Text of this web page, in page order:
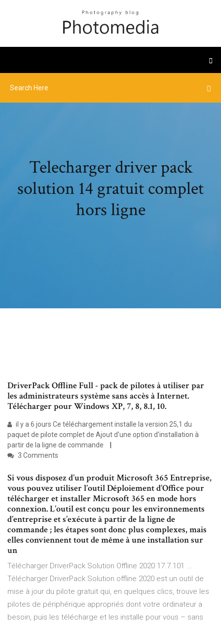
Telecharger driver pack
solution 14 gratuit complet
hors ligne
DriverPack Offline Full - pack de pilotes à utiliser par
les administrateurs système sans accès à Internet.
Télécharger pour Windows XP, 7, 8, 8.1, 10.
il y a 6 jours Ce téléchargement installe la version 25,1 du
paquet de pilote complet de Ajout d'une option d'installation à
partir de la ligne de commande
3 Comments
Si vous disposez d’un produit Microsoft 365 Entreprise,
vous pouvez utiliser l’outil Déploiement d’Office pour
télécharger et installer Microsoft 365 en mode hors
connexion. L’outil est conçu pour les environnements
d’entreprise et s’exécute à partir de la ligne de
commande ; les étapes sont donc plus complexes, mais
elles conviennent tout de même à une installation sur
un
Télécharger DriverPack Solution Offline 2020 17.7.101 ...
Télécharger DriverPack Solution offline 2020 est un outil de
mise à jour du pilote gratuit qui, en quelques clics, trouve les
pilotes de périphérique appropriés dont votre ordinateur a
besoin, puis les télécharge et les installe pour vous – sans